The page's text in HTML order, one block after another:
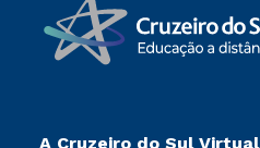
A Cruzeiro do Sul Virtual